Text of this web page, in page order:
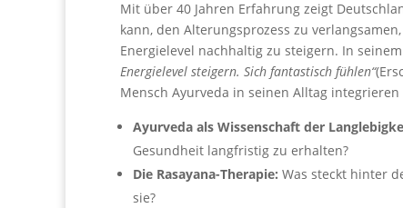
Mit über 40 Jahren Erfahrung zeigt
kann, den Alterungsprozess zu
Energielevel nachhaltig zu steigern. In
Energielevel steigern. Sich fantastisch fühlen“
Mensch Ayurveda in seinen Alltag
Ayurveda als Wissenschaft der
Gesundheit langfristig zu erhalten?
Die Rasayana-Therapie: Was steckt hinter
sie?